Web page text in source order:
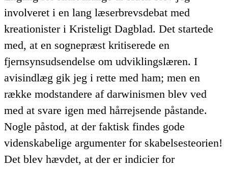
involveret i en lang læserbrevsdebat med
kreationister i Kristeligt Dagblad. Det startede
med, at en sognepræst kritiserede en
fjernsynsudsendelse om udviklingslæren. I
avisindlæg gik jeg i rette med ham; men en
række modstandere af darwinismen blev ved
med at svare igen med hårrejsende påstande.
Nogle påstod, at der faktisk findes gode
videnskabelige argumenter for skabelsesteorien!
Det blev hævdet, at der er indicier for